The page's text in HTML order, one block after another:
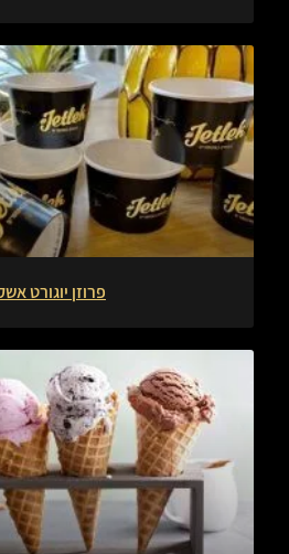
פרוזן יוגורט